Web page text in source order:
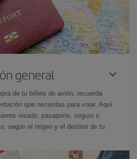
general
de tu billete de avión, recuerda
que necesitas para volar. Aquí
visado, pasaporte, seguro o
según el origen y el destino de tu